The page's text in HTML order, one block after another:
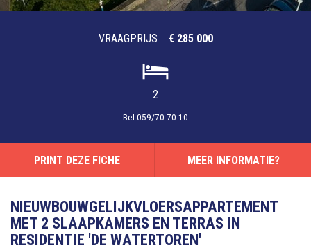
VRAAGPRIJS € 285 000
2
Bel 059/70 70 10
PRINT DEZE FICHE MEER INFORMATIE?
NIEUWBOUWGELIJKVLOERSAPPARTEMENT
MET 2 SLAAPKAMERS EN TERRAS IN
RESIDENTIE 'DE WATERTOREN'